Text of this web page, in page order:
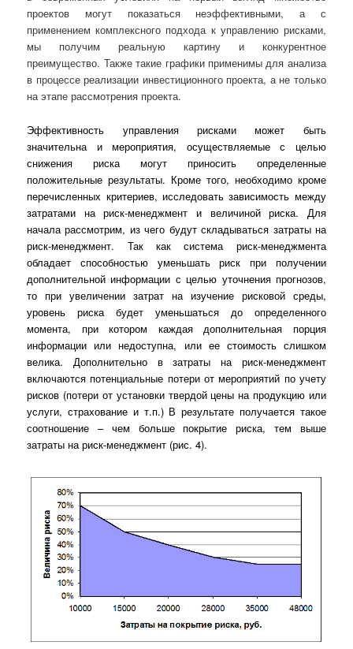
проектов могут показаться неэффективными, а с
применением комплексного подхода к управлению рисками,
мы получим реальную картину и конкурентное
преимущество. Также такие графики применимы для анализа
в процессе реализации инвестиционного проекта, а не только
на этапе рассмотрения проекта.
Эффективность управления рисками может быть
значительна и мероприятия, осуществляемые с целью
снижения риска могут приносить определенные
положительные результаты. Кроме того, необходимо кроме
перечисленных критериев, исследовать зависимость между
затратами на риск-менеджмент и величиной риска. Для
начала рассмотрим, из чего будут складываться затраты на
риск-менеджмент. Так как система риск-менеджмента
обладает способностью уменьшать риск при получении
дополнительной информации с целью уточнения прогнозов,
то при увеличении затрат на изучение рисковой среды,
уровень риска будет уменьшаться до определенного
момента, при котором каждая дополнительная порция
информации или недоступна, или ее стоимость слишком
велика. Дополнительно в затраты на риск-менеджмент
включаются потенциальные потери от мероприятий по учету
рисков (потери от установки твердой цены на продукцию или
услуги, страхование и т.п.) В результате получается такое
соотношение – чем больше покрытие риска, тем выше
затраты на риск-менеджмент (рис. 4).